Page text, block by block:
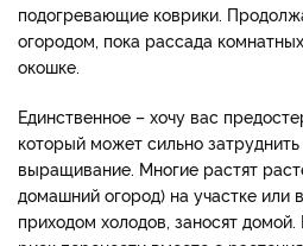
подогревающие коврики.
огородом, пока рассада
окошке.
Единственное – хочу вас
который может сильно
выращивание. Многие растят
домашний огород) на участке или
приходом холодов, заносят